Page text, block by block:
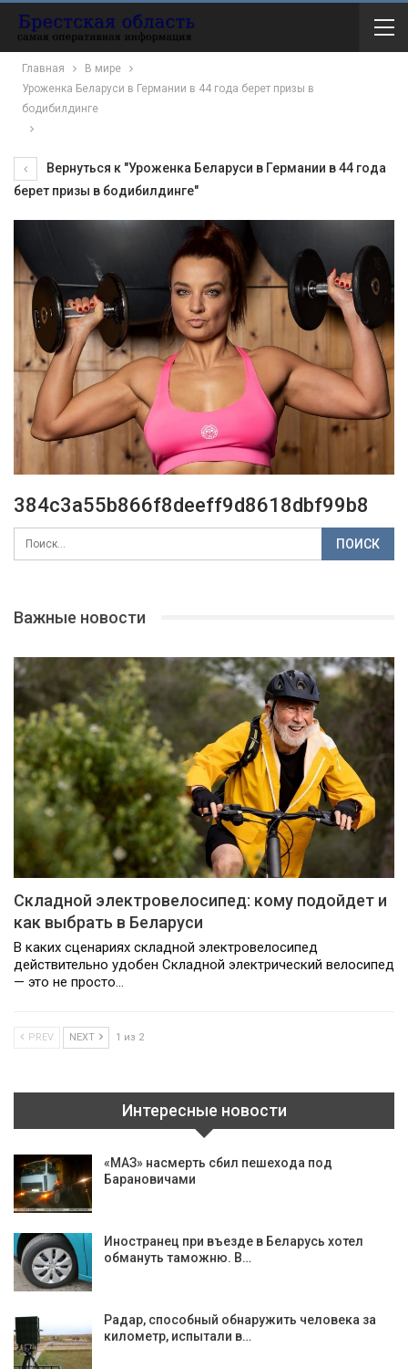
Главная
В мире
Уроженка Беларуси в Германии в 44 года берет призы в
бодибилдинге
Вернуться к "Уроженка Беларуси в Германии в 44 года
берет призы в бодибилдинге"
384c3a55b866f8deeff9d8618dbf99b8
Важные новости
Складной электровелосипед: кому подойдет и
как выбрать в Беларуси
В каких сценариях складной электровелосипед
действительно удобен Складной электрический велосипед
— это не просто…
PREV NEXT 1 из 2
Интересные новости
«МАЗ» насмерть сбил пешехода под
Барановичами
Иностранец при въезде в Беларусь хотел
обмануть таможню. В…
Радар, способный обнаружить человека за
километр, испытали в…